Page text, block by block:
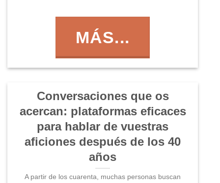
MÁS...
Conversaciones que os
acercan: plataformas eficaces
para hablar de vuestras
aficiones después de los 40
años
A partir de los cuarenta, muchas personas buscan